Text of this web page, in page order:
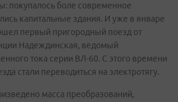
покупалось боле современное
капитальные здания. И уже в январе
первый пригородный поезд от
Надеждинская, ведомый
тока серии ВЛ-60. С этого времени
стали переводиться на электротягу.
масса преобразований,